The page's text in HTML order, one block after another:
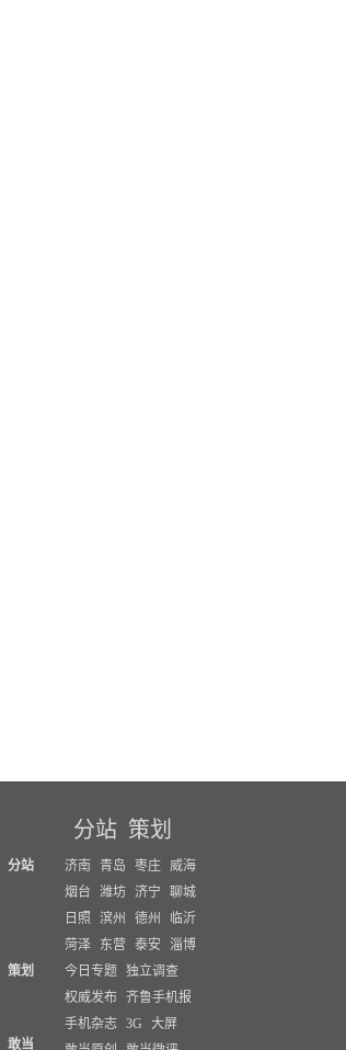
分站 策划
分站 济南 青岛 枣庄 威海
烟台
潍坊 济宁
聊城
日照
滨州 德州
临沂
菏泽
东营 泰安
淄博
策划
今日专题
独立调查
权威发布
齐鲁手机报
手机杂志 3G
大屏
敢当